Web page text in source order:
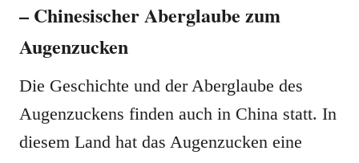
– Chinesischer Aberglaube zum
Augenzucken
Die Geschichte und der Aberglaube des
Augenzuckens finden auch in China statt. In
diesem Land hat das Augenzucken eine